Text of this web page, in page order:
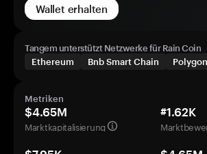
Wallet erhalten
Tangem unterstützt Netzwerke für Rain Coin
Ethereum
Bnb Smart Chain
Metriken
$4.65M
Marktkapitalisierung
#1.62K